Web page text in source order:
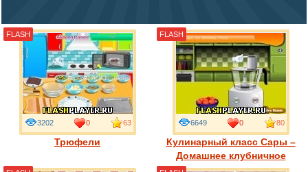
Трюфели
3202 0 63
FLASH
Кулинарный класс Сары –
Домашнее клубничное
мороженое
6649 0 80
FLASH